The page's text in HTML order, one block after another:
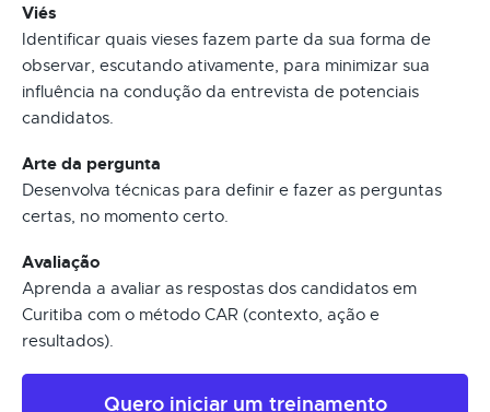
Viés
Identificar quais vieses fazem parte da sua forma de
observar, escutando ativamente, para minimizar sua
influência na condução da entrevista de potenciais
candidatos.
Arte da pergunta
Desenvolva técnicas para definir e fazer as perguntas
certas, no momento certo.
Avaliação
Aprenda a avaliar as respostas dos candidatos em
Curitiba com o método CAR (contexto, ação e
resultados).
Quero iniciar um treinamento